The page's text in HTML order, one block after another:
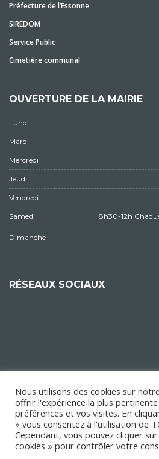
Préfecture de l’Essonne
SIREDOM
Service Public
Cimetière communal
OUVERTURE DE LA MAIRIE
Lundi
Mardi
Mercredi
Jeudi
Vendredi
Samedi 8h30-12h
Dimanche
RÉSEAUX SOCIAUX
Nous utilisons des cookies sur
offrir l'expérience la plus
préférences et vos visites. En
» vous consentez à l'utilisation de
Cependant, vous pouvez cliquer
cookies » pour contrôler votre